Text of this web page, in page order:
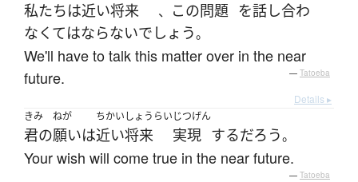
私たちは近い将来 、 この問題 を話し合わ
なくてはならないでしょう。
We'll have to talk this matter over in the near
future.
— Tatoeba
Details ▸
きみ
君の
ねが
願いは
ちかいしょうらい
近い将来
じつげん
実現 するだろう。
Your wish will come true in the near future.
— Tatoeba